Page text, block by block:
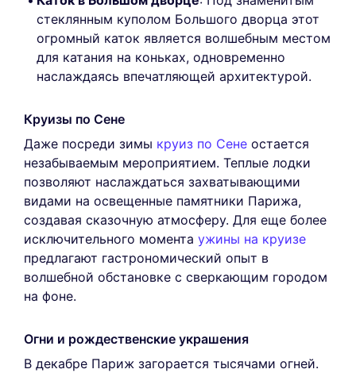
стеклянным куполом Большого дворца этот
огромный каток является волшебным местом
для катания на коньках, одновременно
наслаждаясь впечатляющей архитектурой.
Круизы по Сене
Даже посреди зимы круиз по Сене остается
незабываемым мероприятием. Теплые лодки
позволяют наслаждаться захватывающими
видами на освещенные памятники Парижа,
создавая сказочную атмосферу. Для еще более
исключительного момента ужины на круизе
предлагают гастрономический опыт в
волшебной обстановке с сверкающим городом
на фоне.
Огни и рождественские украшения
В декабре Париж загорается тысячами огней.